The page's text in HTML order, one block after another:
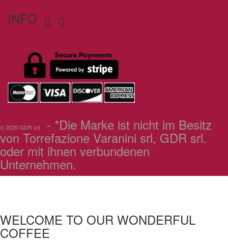
INFO  
© 2026 GDR srl - *Die Marke ist nicht im Besitz
von Torrefazione Varanini srl, GDR srl.
oder mit ihnen verbundenen
Unternehmen.
WELCOME TO OUR WONDERFUL
COFFEE